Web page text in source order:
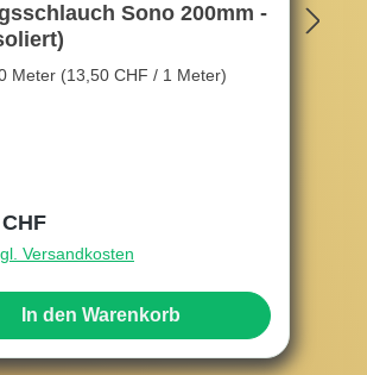
Sono 200mm -
Meter (13,50 CHF / 1 Meter)
Preis:
Versandkosten
In den Warenkorb